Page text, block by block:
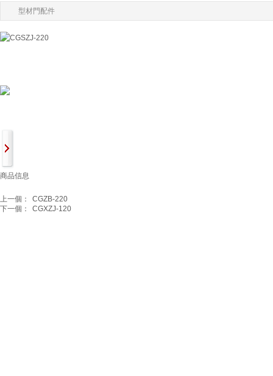
型材門配件
商品信息
上一個：
CGZB-220
下一個：
CGXZJ-120